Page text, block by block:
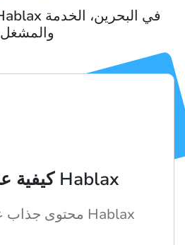
والمشغل
كيفية عمل خدمة Hablax
محتوى جذاب عن كيفية عمل Hablax